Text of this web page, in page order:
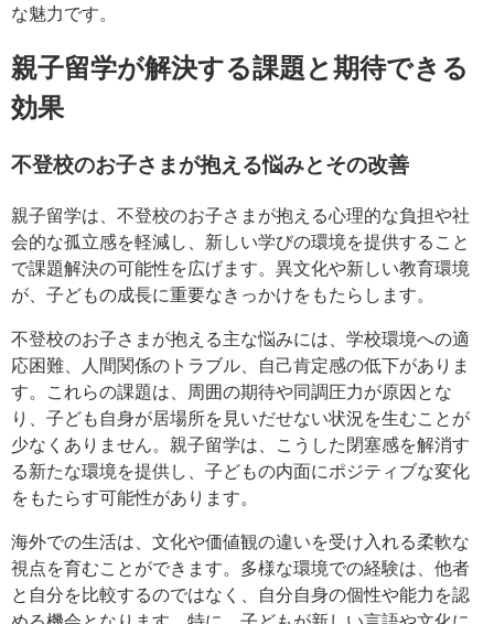
な魅力です。
親子留学が解決する課題と期待できる
効果
不登校のお子さまが抱える悩みとその改善
親子留学は、不登校のお子さまが抱える心理的な負担や社
会的な孤立感を軽減し、新しい学びの環境を提供すること
で課題解決の可能性を広げます。異文化や新しい教育環境
が、子どもの成長に重要なきっかけをもたらします。
不登校のお子さまが抱える主な悩みには、学校環境への適
応困難、人間関係のトラブル、自己肯定感の低下がありま
す。これらの課題は、周囲の期待や同調圧力が原因とな
り、子ども自身が居場所を見いだせない状況を生むことが
少なくありません。親子留学は、こうした閉塞感を解消す
る新たな環境を提供し、子どもの内面にポジティブな変化
をもたらす可能性があります。
海外での生活は、文化や価値観の違いを受け入れる柔軟な
視点を育むことができます。多様な環境での経験は、他者
と自分を比較するのではなく、自分自身の個性や能力を認